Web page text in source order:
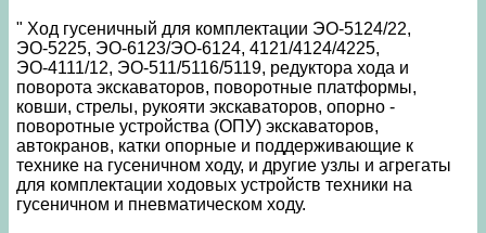
" Ход гусеничный для комплектации ЭО-5124/22,
ЭО-5225, ЭО-6123/ЭО-6124, 4121/4124/4225,
ЭО-4111/12, ЭО-511/5116/5119, редуктора хода и
поворота экскаваторов, поворотные платформы,
ковши, стрелы, рукояти экскаваторов, опорно -
поворотные устройства (ОПУ) экскаваторов,
автокранов, катки опорные и поддерживающие к
технике на гусеничном ходу, и другие узлы и агрегаты
для комплектации ходовых устройств техники на
гусеничном и пневматическом ходу.